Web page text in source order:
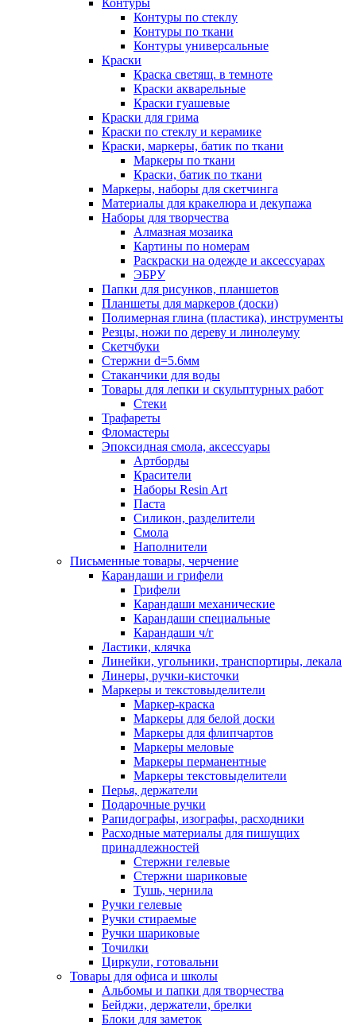
Контуры
Контуры по стеклу
Контуры по ткани
Контуры универсальные
Краски
Краска светящ. в темноте
Краски акварельные
Краски гуашевые
Краски для грима
Краски по стеклу и керамике
Краски, маркеры, батик по ткани
Маркеры по ткани
Краски, батик по ткани
Маркеры, наборы для скетчинга
Материалы для кракелюра и декупажа
Наборы для творчества
Алмазная мозаика
Картины по номерам
Раскраски на одежде и аксессуарах
ЭБРУ
Папки для рисунков, планшетов
Планшеты для маркеров (доски)
Полимерная глина (пластика), инструменты
Резцы, ножи по дереву и линолеуму
Скетчбуки
Стержни d=5.6мм
Стаканчики для воды
Товары для лепки и скульптурных работ
Стеки
Трафареты
Фломастеры
Эпоксидная смола, аксессуары
Артборды
Красители
Наборы Resin Art
Паста
Силикон, разделители
Смола
Наполнители
Письменные товары, черчение
Карандаши и грифели
Грифели
Карандаши механические
Карандаши специальные
Карандаши ч/г
Ластики, клячка
Линейки, угольники, транспортиры, лекала
Линеры, ручки-кисточки
Маркеры и текстовыделители
Маркер-краска
Маркеры для белой доски
Маркеры для флипчартов
Маркеры меловые
Маркеры перманентные
Маркеры текстовыделители
Перья, держатели
Подарочные ручки
Рапидографы, изографы, расходники
Расходные материалы для пишущих
принадлежностей
Стержни гелевые
Стержни шариковые
Тушь, чернила
Ручки гелевые
Ручки стираемые
Ручки шариковые
Точилки
Циркули, готовальни
Товары для офиса и школы
Альбомы и папки для творчества
Бейджи, держатели, брелки
Блоки для заметок